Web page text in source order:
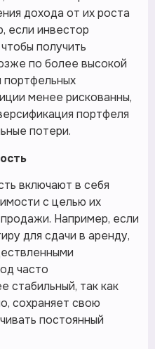
дохода от их роста
если инвестор
получить
по более высокой
менее рискованны,
портфеля
потери.
включают в себя
с целью их
Например, если
для сдачи в аренду,
часто
стабильный, так как
сохраняет свою
постоянный